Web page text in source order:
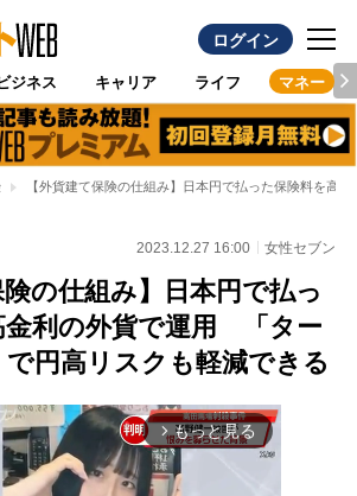
ログイン
ジネス キャリア ライフ マネー
【外貨建て保険の仕組み】日本円で払った保険料を高
2023.12.27 16:00 女性セブン
険の仕組み】日本円で払っ
金利の外貨で運用 「ター
円高リスクも軽減できる
arrow_forward_ios もっと見る